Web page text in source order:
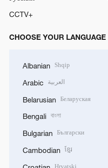
CCTV+
CHOOSE YOUR LANGUAGE
Albanian Shqip
Arabic العربية
Belarusian Беларуская
Bengali বাংলা
Bulgarian Български
Cambodian ខ្មែរ